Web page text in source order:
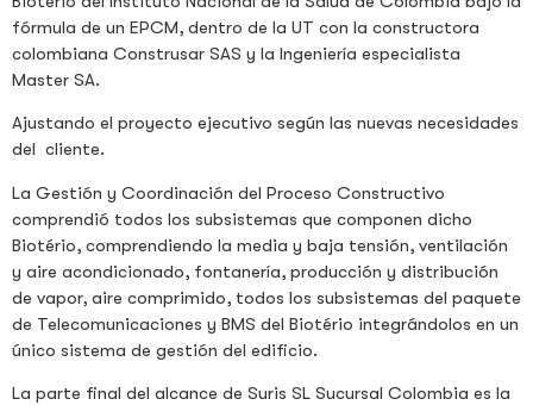
fórmula de un EPCM, dentro de la UT con la constructora
colombiana Construsar SAS y la Ingeniería especialista
Master SA.
Ajustando el proyecto ejecutivo según las nuevas necesidades
del cliente.
La Gestión y Coordinación del Proceso Constructivo
comprendió todos los subsistemas que componen dicho
Biotério, comprendiendo la media y baja tensión, ventilación
y aire acondicionado, fontanería, producción y distribución
de vapor, aire comprimido, todos los subsistemas del paquete
de Telecomunicaciones y BMS del Biotério integrándolos en un
único sistema de gestión del edificio.
La parte final del alcance de Suris SL Sucursal Colombia es la